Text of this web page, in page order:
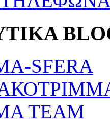
SFERA
TEAM